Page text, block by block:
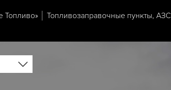
Топливо» Топливозаправочные пункты, АЗС